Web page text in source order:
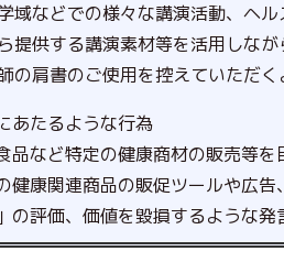
域などでの様々な講演活動、ヘ
提供する講演素材等を活用しな
の肩書のご使用を控えていただく
あたるような行為
品など特定の健康商材の販売等
健康関連商品の販促ツールや広
の評価、価値を毀損するような発